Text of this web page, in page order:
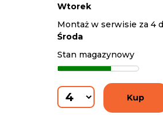
Wtorek
Montaż w serwisie za 4
Środa
Stan magazynowy
Kup